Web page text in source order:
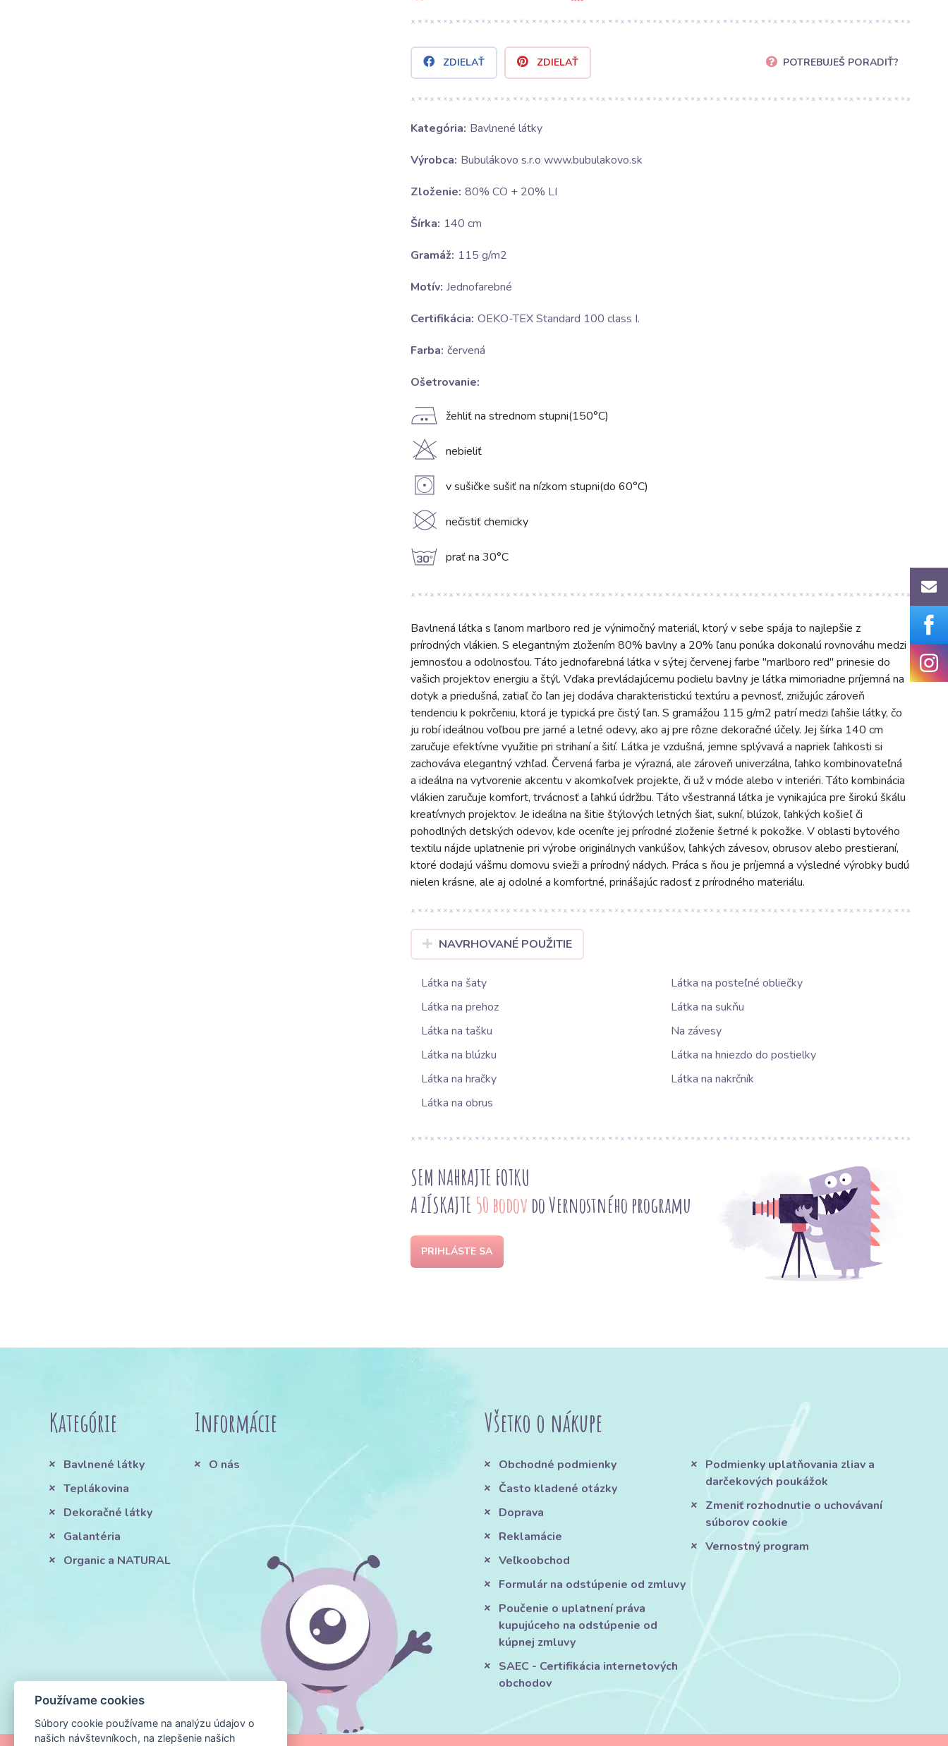
ZDIELAŤ ZDIELAŤ POTREBUJEŠ PORADIŤ?
Kategória: Bavlnené látky
Výrobca: Bubulákovo s.r.o www.bubulakovo.sk
Zloženie: 80% CO + 20% LI
Šírka: 140 cm
Gramáž: 115 g/m2
Motív: Jednofarebné
Certifikácia: OEKO-TEX Standard 100 class I.
Farba: červená
Ošetrovanie:
E žehliť na strednom stupni(150°C)
H nebieliť
V v sušičke sušiť na nízkom stupni(do 60°C)
K nečistiť chemicky
g prať na 30°C
Bavlnená látka s ľanom marlboro red je výnimočný materiál, ktorý v sebe spája to najlepšie z
prírodných vlákien. S elegantným zložením 80% bavlny a 20% ľanu ponúka dokonalú rovnováhu medzi
jemnosťou a odolnosťou. Táto jednofarebná látka v sýtej červenej farbe "marlboro red" prinesie do
vašich projektov energiu a štýl. Vďaka prevládajúcemu podielu bavlny je látka mimoriadne príjemná na
dotyk a priedušná, zatiaľ čo ľan jej dodáva charakteristickú textúru a pevnosť, znižujúc zároveň
tendenciu k pokrčeniu, ktorá je typická pre čistý ľan. S gramážou 115 g/m2 patrí medzi ľahšie látky, čo
ju robí ideálnou voľbou pre jarné a letné odevy, ako aj pre rôzne dekoračné účely. Jej šírka 140 cm
zaručuje efektívne využitie pri strihaní a šití. Látka je vzdušná, jemne splývavá a napriek ľahkosti si
zachováva elegantný vzhľad. Červená farba je výrazná, ale zároveň univerzálna, ľahko kombinovateľná
a ideálna na vytvorenie akcentu v akomkoľvek projekte, či už v móde alebo v interiéri. Táto kombinácia
vlákien zaručuje komfort, trvácnosť a ľahkú údržbu. Táto všestranná látka je vynikajúca pre širokú škálu
kreatívnych projektov. Je ideálna na šitie štýlových letných šiat, sukní, blúzok, ľahkých košieľ či
pohodlných detských odevov, kde oceníte jej prírodné zloženie šetrné k pokožke. V oblasti bytového
textilu nájde uplatnenie pri výrobe originálnych vankúšov, ľahkých závesov, obrusov alebo prestieraní,
ktoré dodajú vášmu domovu svieži a prírodný nádych. Práca s ňou je príjemná a výsledné výrobky budú
nielen krásne, ale aj odolné a komfortné, prinášajúc radosť z prírodného materiálu.
NAVRHOVANÉ POUŽITIE
Látka na šaty
Látka na posteľné obliečky
Látka na prehoz
Látka na sukňu
Látka na tašku
Na závesy
Látka na blúzku
Látka na hniezdo do postielky
Látka na hračky
Látka na nakrčník
Látka na obrus
SEM NAHRAJTE FOTKU
A ZÍSKAJTE 50 bodov do Vernostného programu
PRIHLÁSTE SA
Kategórie
Bavlnené látky
Teplákovina
Dekoračné látky
Galantéria
Organic a NATURAL
Informácie
O nás
Všetko o nákupe
Obchodné podmienky
Často kladené otázky
Doprava
Reklamácie
Veľkoobchod
Formulár na odstúpenie od zmluvy
Poučenie o uplatnení práva
kupujúceho na odstúpenie od
kúpnej zmluvy
SAEC - Certifikácia internetových
obchodov
Podmienky uplatňovania zliav a
darčekových poukážok
Zmeniť rozhodnutie o uchovávaní
súborov cookie
Vernostný program
Používame cookies
Súbory cookie používame na analýzu údajov o
našich návštevníkoch, na zlepšenie našich